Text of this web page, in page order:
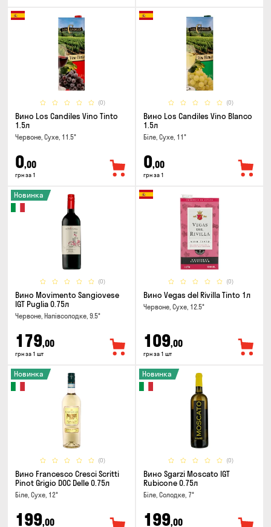
(0)
Вино Los Candiles Vino Tinto
1.5л
Червоне, Сухе, 11.5°
0,00
грн за 1
(0)
Вино Los Candiles Vino Blanco
1.5л
Біле, Сухе, 11°
0,00
грн за 1
(0)
Новинка
Вино Movimento Sangiovese
IGT Puglia 0.75л
Червоне, Напівсолодке, 9.5°
179,00
грн за 1 шт
(0)
Вино Vegas del Rivilla Tinto 1л
Червоне, Сухе, 12.5°
109,00
грн за 1 шт
(0)
Новинка
Вино Francesco Cresci Scritti
Pinot Grigio DOC Delle 0.75л
Біле, Сухе, 12°
199,00
(0)
Новинка
Вино Sgarzi Moscato IGT
Rubicone 0.75л
Біле, Солодке, 7°
199,00